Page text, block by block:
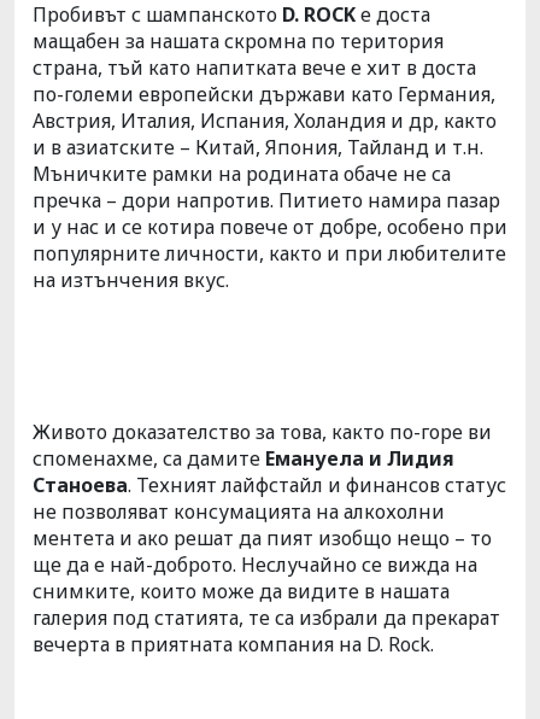
Пробивът с шампанското D. ROCKе доста
мащабен за нашата скромна по територия
страна, тъй като напитката вече е хит в доста
по-големи европейски държави като Германия,
Австрия, Италия, Испания, Холандия и др, както
и в азиатските – Китай, Япония, Тайланд и т.н.
Мъничките рамки на родината обаче не са
пречка – дори напротив. Питието намира пазар
и у нас и се котира повече от добре, особено при
популярните личности, както и при любителите
на изтънчения вкус.
Живото доказателство за това, както по-горе ви
споменахме, са дамите Емануела и Лидия
Станоева. Техният лайфстайл и финансов статус
не позволяват консумацията на алкохолни
ментета и ако решат да пият изобщо нещо – то
ще да е най-доброто. Неслучайно се вижда на
снимките, които може да видите в нашата
галерия под статията, те са избрали да прекарат
вечерта в приятната компания на D. Rock.